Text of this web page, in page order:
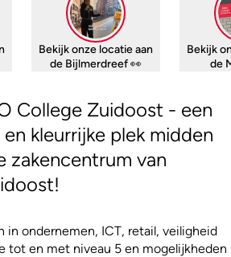
Bekijk onze locatie aan
de Bijlmerdreef 👀
Bekijk
de
College Zuidoost - een
kleurrijke plek midden
zakencentrum van
in ondernemen, ICT, retail, veiligheid
tot en met niveau 5 en mogelijkheden